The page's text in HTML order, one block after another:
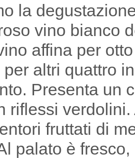
la
vino bianco
affina per
per altri quattro
Presenta un
riflessi verdolini.
fruttati di
palato è